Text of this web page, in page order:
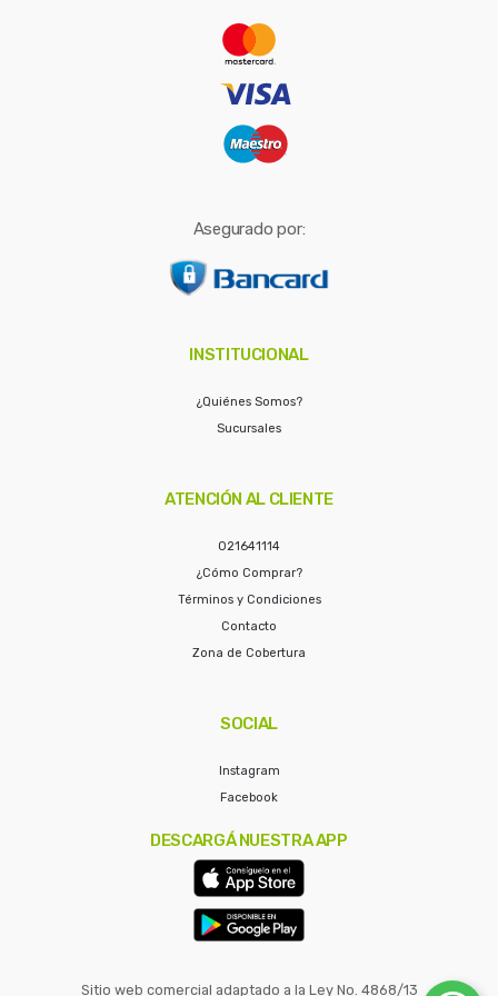
Asegurado por:
INSTITUCIONAL
¿Quiénes Somos?
Sucursales
ATENCIÓN AL CLIENTE
021641114
¿Cómo Comprar?
Términos y Condiciones
Contacto
Zona de Cobertura
SOCIAL
Instagram
Facebook
DESCARGÁ NUESTRA APP
Sitio web comercial adaptado a la Ley No. 4868/13